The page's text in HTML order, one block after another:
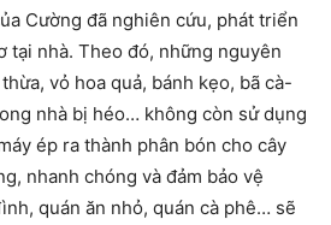
Cường đã nghiên cứu, phát triển
tại nhà. Theo đó, những nguyên
vỏ hoa quả, bánh kẹo, bã cà-
nhà bị héo… không còn sử dụng
ép ra thành phân bón cho cây
nhanh chóng và đảm bảo vệ
quán ăn nhỏ, quán cà phê… sẽ